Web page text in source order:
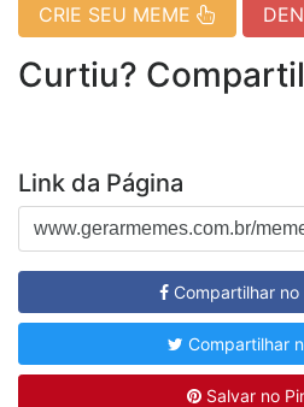
CRIE SEU MEME
Curtiu?
Link da Página
Compartilhar no
Compartilhar
Salvar no